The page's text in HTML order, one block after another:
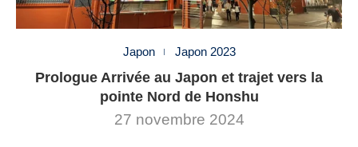
Japon Japon 2023
Prologue Arrivée au Japon et trajet vers la
pointe Nord de Honshu
27 novembre 2024